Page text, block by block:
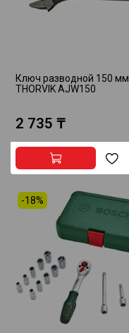
Ключ разводной 150 мм
THORVIK AJW150
2 735 ₸
-18%